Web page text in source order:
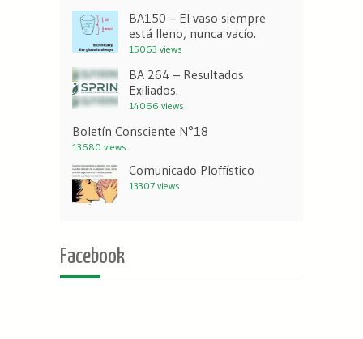
BA150 – El vaso siempre
está lleno, nunca vacío.
15063 views
BA 264 – Resultados
Exiliados.
14066 views
Boletín Consciente N°18
13680 views
Comunicado Ploffístico
13307 views
Facebook